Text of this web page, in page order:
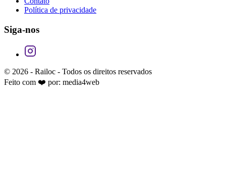
Política de privacidade
Siga-nos
© 2026 - Railoc - Todos os direitos reservados
Feito com ❤️ por: media4web